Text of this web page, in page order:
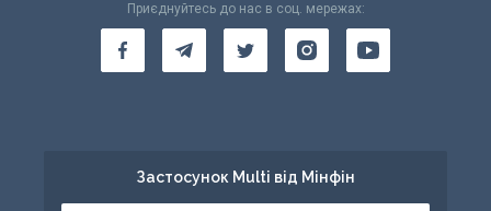
Приєднуйтесь до нас в соц. мережах:
Застосунок Multi від Мінфін